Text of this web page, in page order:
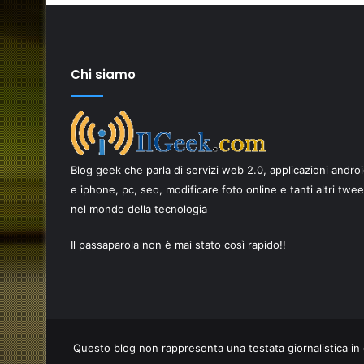
Chi siamo
Blog geek che parla di servizi web 2.0, applicazioni
e iphone, pc, seo, modificare foto online e tanti altri
nel mondo della tecnologia
Il passaparola non è mai stato così rapido!!
è una
Come
scegliere
migliori
ricambi
per
una
17 Giugno 2026
smartphone per una riparazione di
Questo blog non rappresenta una testata giornalistica